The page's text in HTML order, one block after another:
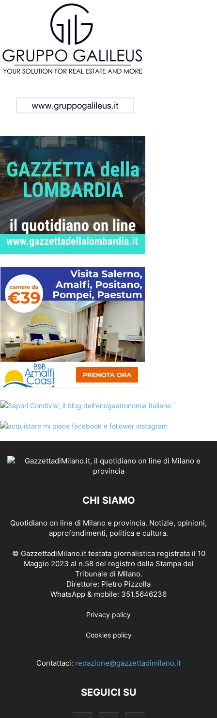
CHI SIAMO
Quotidiano on line di Milano e provincia. Notizie, opinioni,
approfondimenti, politica e cultura.
© GazzettadiMilano.it testata giornalistica registrata il 10
Maggio 2023 al n.58 del registro della Stampa del
Tribunale di Milano.
Direttore: Pietro Pizzolla
WhatsApp & mobile: 351.5646236
Privacy policy
Cookies policy
Contattaci: redazione@gazzettadimilano.it
SEGUICI SU